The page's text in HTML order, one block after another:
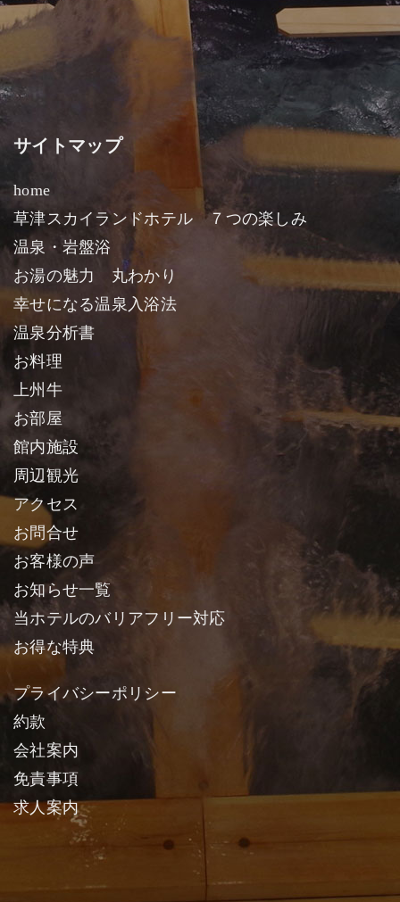
サイトマップ
home
草津スカイランドホテル ７つの楽しみ
温泉・岩盤浴
お湯の魅力 丸わかり
幸せになる温泉入浴法
温泉分析書
お料理
上州牛
お部屋
館内施設
周辺観光
アクセス
お問合せ
お客様の声
お知らせ一覧
当ホテルのバリアフリー対応
お得な特典
プライバシーポリシー
約款
会社案内
免責事項
求人案内